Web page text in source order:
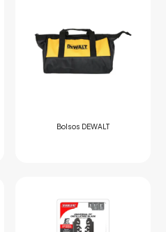
Bolsos DEWALT